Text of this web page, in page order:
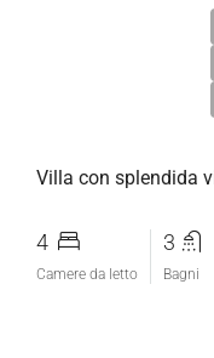
Villa con splendida
4
Camere da letto
3
Bagni